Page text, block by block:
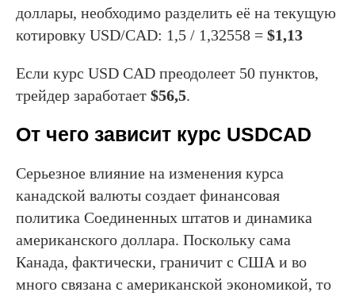
доллары, необходимо разделить её на текущую
котировку USD/CAD: 1,5 / 1,32558 = $1,13
Если курс USD CAD преодолеет 50 пунктов,
трейдер заработает $56,5.
От чего зависит курс USDCAD
Серьезное влияние на изменения курса
канадской валюты создает финансовая
политика Соединенных штатов и динамика
американского доллара. Поскольку сама
Канада, фактически, граничит с США и во
много связана с американской экономикой, то